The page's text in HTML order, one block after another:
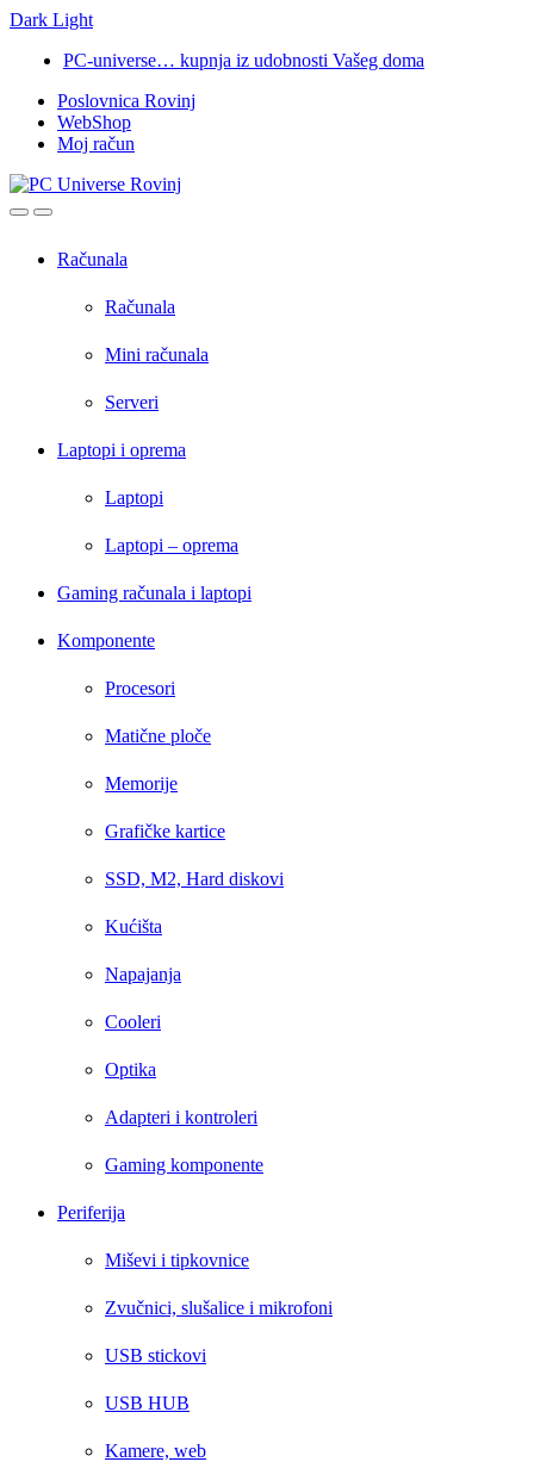
Dark Light
navigation
content
PC-universe… kupnja iz udobnosti Vašeg doma
Poslovnica Rovinj
WebShop
Moj račun
OpenClose
Računala
Računala
Mini računala
Serveri
Laptopi i oprema
Laptopi
Laptopi – oprema
Gaming računala i laptopi
Komponente
Procesori
Matične ploče
Memorije
Grafičke kartice
SSD, M2, Hard diskovi
Kućišta
Napajanja
Cooleri
Optika
Adapteri i kontroleri
Gaming komponente
Periferija
Miševi i tipkovnice
Zvučnici, slušalice i mikrofoni
USB stickovi
USB HUB
Kamere, web